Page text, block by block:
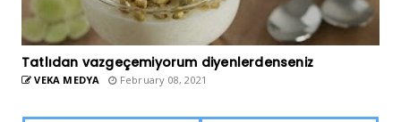
Tatlıdan vazgeçemiyorum diyenlerdenseniz
VEKA MEDYA February 08, 2021